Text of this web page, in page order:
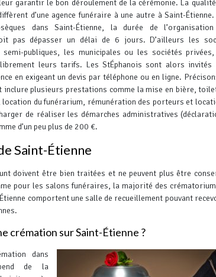
garantir le bon déroulement de la cérémonie. La
d’une agence funéraire à une autre à Saint-
dans Saint-Étienne, la durée de l’organisation
pas dépasser un délai de 6 jours. D’ailleurs les
semi-publiques, les municipales ou les sociétés
leurs tarifs. Les StÉphanois sont alors invités
en exigeant un devis par téléphone ou en ligne.
inclure plusieurs prestations comme la mise en bière,
location du funérarium, rémunération des porteurs et
de réaliser les démarches administratives
d’un peu plus de 200 €.
Saint-Étienne
doivent être bien traitées et ne peuvent plus être
pour les salons funéraires, la majorité des
comportent une salle de recueillement pouvant
crémation sur Saint-Étienne ?
dans
de la